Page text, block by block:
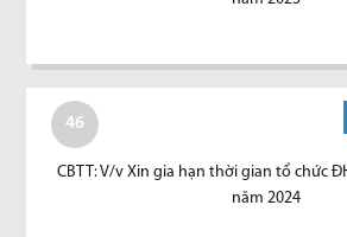
46
CBTT: V/v Xin gia hạn thời gian tổ chức
năm 2024